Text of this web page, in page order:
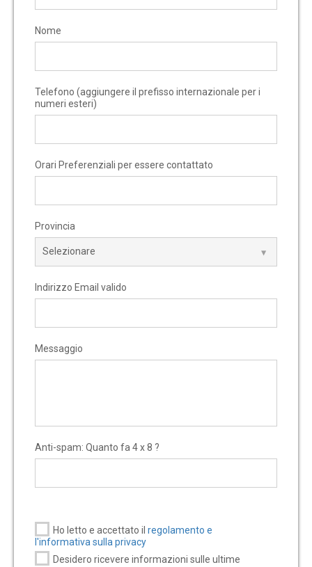
Nome
Telefono (aggiungere il prefisso internazionale per i
numeri esteri)
Orari Preferenziali per essere contattato
Provincia
Indirizzo Email valido
Messaggio
Anti-spam: Quanto fa 4 x 8 ?
Ho letto e accettato il regolamento e
l'informativa sulla privacy
Desidero ricevere informazioni sulle ultime